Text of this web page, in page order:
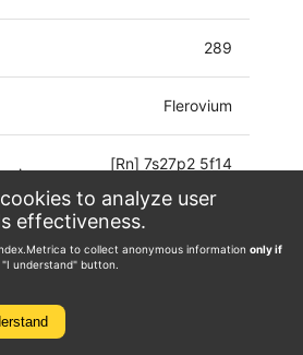
to analyze user
effectiveness.
to collect anonymous information only if
understand" button.
289
Flerovium
[Rn] 7s27p2 5f14
0, 1, 2, 4, 6